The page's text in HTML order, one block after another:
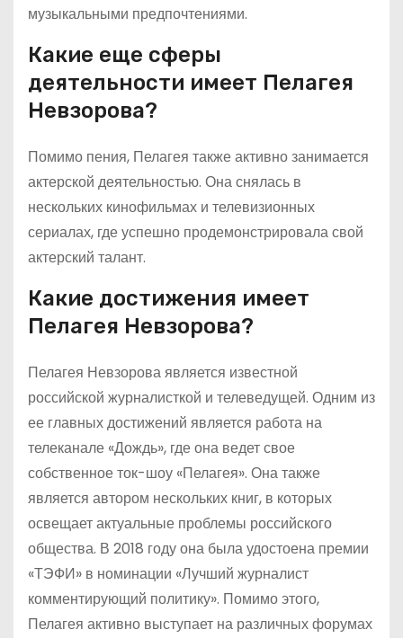
музыкальными предпочтениями.
Какие еще сферы
деятельности имеет Пелагея
Невзорова?
Помимо пения, Пелагея также активно занимается
актерской деятельностью. Она снялась в
нескольких кинофильмах и телевизионных
сериалах, где успешно продемонстрировала свой
актерский талант.
Какие достижения имеет
Пелагея Невзорова?
Пелагея Невзорова является известной
российской журналисткой и телеведущей. Одним из
ее главных достижений является работа на
телеканале «Дождь», где она ведет свое
собственное ток-шоу «Пелагея». Она также
является автором нескольких книг, в которых
освещает актуальные проблемы российского
общества. В 2018 году она была удостоена премии
«ТЭФИ» в номинации «Лучший журналист
комментирующий политику». Помимо этого,
Пелагея активно выступает на различных форумах